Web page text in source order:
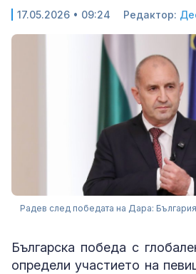
17.05.2026 • 09:24 Редактор:
Радев след победата на Дара:
Българска победа с
определи участието на